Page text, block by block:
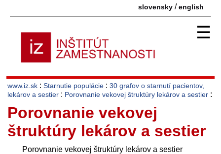
slovensky /english
☰
www.iz.sk : Starnutie populácie : 30 grafov o starnutí pacientov,
lekárov a sestier : Porovnanie vekovej štruktúry lekárov a sestier :
Porovnanie vekovej
štruktúry lekárov a sestier
Porovnanie vekovej štruktúry lekárov a sestier